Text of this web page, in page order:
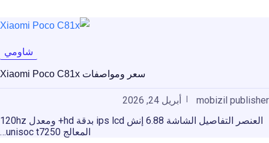
شاومي
سعر ومواصفات Xiaomi Poco C81x
mobizil publisher
أبريل 24, 2026
العنصر التفاصيل الشاشة 6.88 إنش ips lcd بدقة hd+ ومعدل 120hz
المعالج unisoc t7250…